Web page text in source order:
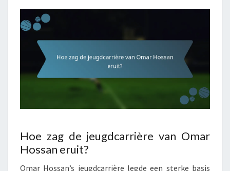
Hoe zag de jeugdcarrière van Omar
Hossan eruit?
Omar Hossan’s jeugdcarrière legde een sterke basis